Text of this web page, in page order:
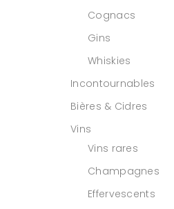
Cognacs
Gins
Whiskies
Incontournables
Bières & Cidres
Vins
Vins rares
Champagnes
Effervescents